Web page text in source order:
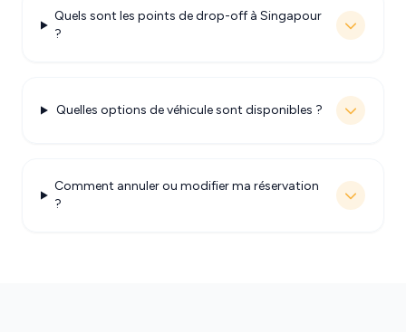
Quels sont les points de drop-off à Singapour
?
Quelles options de véhicule sont disponibles ?
Comment annuler ou modifier ma réservation
?